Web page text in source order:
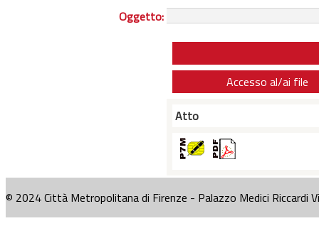
Oggetto:
Accesso al/ai file
Atto
© 2024 Città Metropolitana di Firenze - Palazzo Medici Riccardi